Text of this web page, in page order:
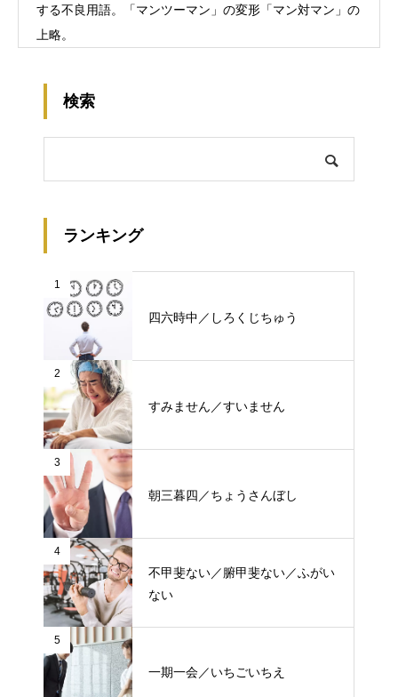
する不良用語。「マンツーマン」の変形「マン対マン」の
上略。
検索
ランキング
1
四六時中／しろくじちゅう
2
すみません／すいません
3
朝三暮四／ちょうさんぼし
4
不甲斐ない／腑甲斐ない／ふがい
ない
5
一期一会／いちごいちえ